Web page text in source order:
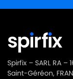
Spirfix – SARL RA
Saint-Géréon,